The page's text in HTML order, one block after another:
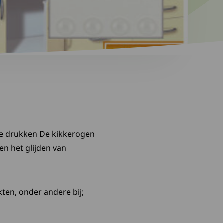
drukken De kikkerogen
het glijden van
onder andere bij;